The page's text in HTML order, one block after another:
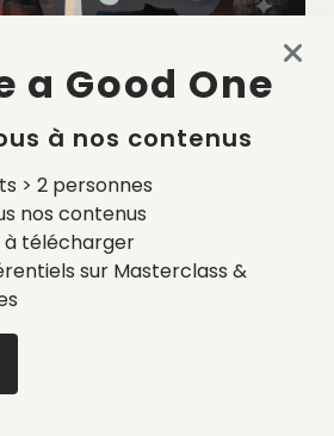
du bilan carbone d’une marque
a Good One
à nos contenus
> 2 personnes
nos contenus
à télécharger
sur Masterclass &